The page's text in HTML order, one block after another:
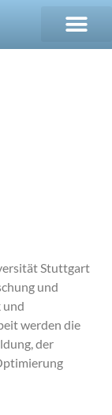
Stuttgart
und
und
werden die
der